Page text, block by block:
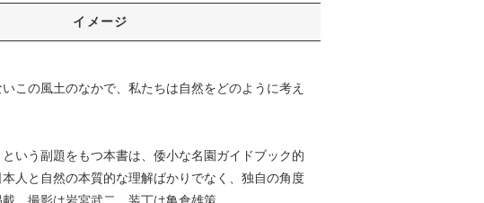
イメージ
この風土のなかで、私たちは自然をどのように考え
いう副題をもつ本書は、倭小な名園ガイドブック的
人と自然の本質的な理解ばかりでなく、独自の角度